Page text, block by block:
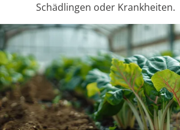
Schädlingen oder Krankheiten.